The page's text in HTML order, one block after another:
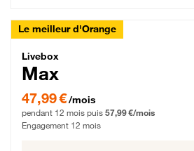
Le meilleur d'Orange
Livebox Max Fibre
Livebox
Max
47,99 € par mois pendant 12 mois puis
47,99 €/mois
pendant 12 mois puis 57,99 €/mois
Engagement 12 mois